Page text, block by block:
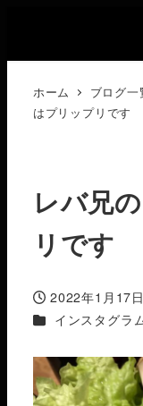
ホーム ブログ一
はプリップリです
レバ兄
リです
投稿日
2022年1月17日
カテゴリー
インスタグラ